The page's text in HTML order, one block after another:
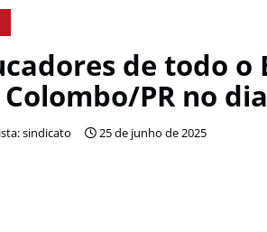
de todo
PR no
sindicato 25 de junho de 2025